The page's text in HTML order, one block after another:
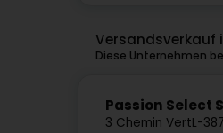
Versandsverkauf
Diese Unternehmen
Passion Select
3 Chemin VertL-